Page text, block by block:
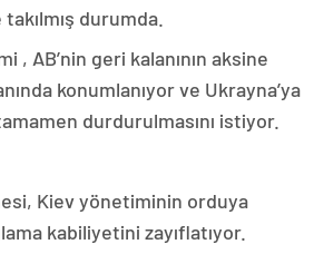
durumda.
, AB’nin geri kalanının aksine
konumlanıyor ve Ukrayna’ya
durdurulmasını istiyor.
Kiev yönetiminin orduya
kabiliyetini zayıflatıyor.